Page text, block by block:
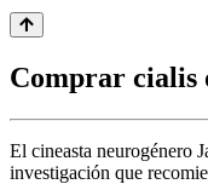
Comprar cialis
El cineasta neurogénero
investigación que